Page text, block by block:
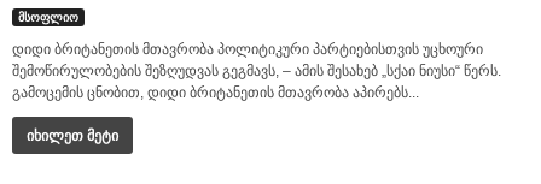
მსოფლიო
დიდი ბრიტანეთის მთავრობა პოლიტიკური პარტიებისთვის უცხოური
შემოწირულობების შეზღუდვას გეგმავს, – ამის შესახებ „სქაი ნიუსი“ წერს.
გამოცემის ცნობით, დიდი ბრიტანეთის მთავრობა აპირებს...
იხილეთ მეტი